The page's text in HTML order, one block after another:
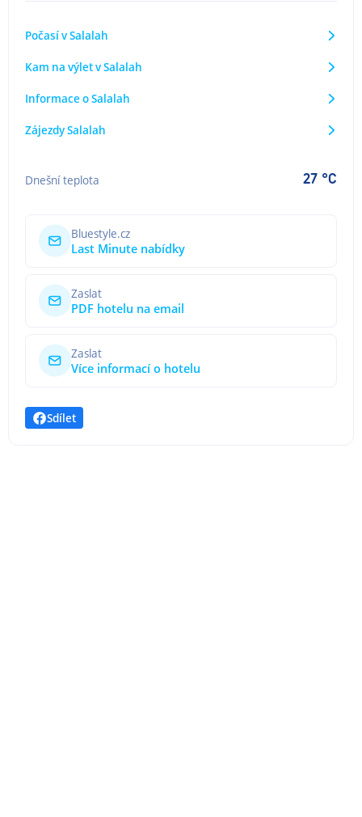
Počasí v Salalah
Kam na výlet v Salalah
Informace o Salalah
Zájezdy Salalah
Dnešní teplota 27 °C
Bluestyle.cz
Last Minute nabídky
Zaslat
PDF hotelu na email
Zaslat
Více informací o hotelu
Sdílet